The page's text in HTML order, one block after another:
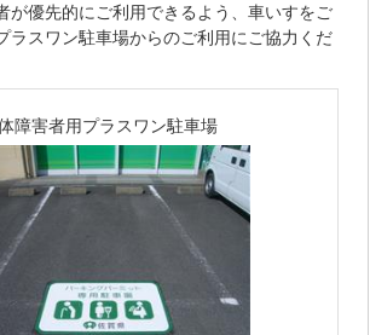
が優先的にご利用できるよう、車いすをご
ラスワン駐車場からのご利用にご協力くだ
障害者用プラスワン駐車場